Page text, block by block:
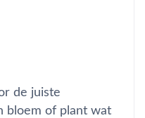
de juiste
bloem of plant wat